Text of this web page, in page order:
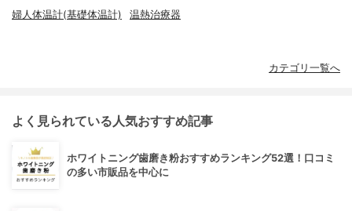
婦人体温計(基礎体温計) 温熱治療器
カテゴリ一覧へ
よく見られている人気おすすめ記事
ホワイトニング歯磨き粉おすすめランキング52選！口コミ
の多い市販品を中心に